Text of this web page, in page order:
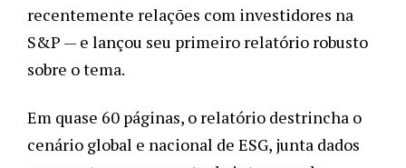
recentemente relações com investidores na
S&P — e lançou seu primeiro relatório robusto
sobre o tema.
Em quase 60 páginas, o relatório destrincha o
cenário global e nacional de ESG, junta dados